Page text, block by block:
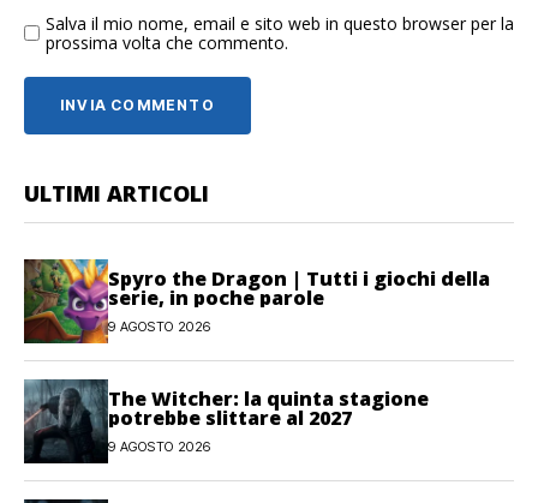
Salva il mio nome, email e sito web in questo browser per la
prossima volta che commento.
ULTIMI ARTICOLI
Spyro the Dragon | Tutti i giochi della
serie, in poche parole
9 AGOSTO 2026
The Witcher: la quinta stagione
potrebbe slittare al 2027
9 AGOSTO 2026